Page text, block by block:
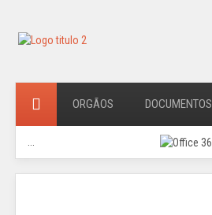
ORGÃOS DOCUMENTOS